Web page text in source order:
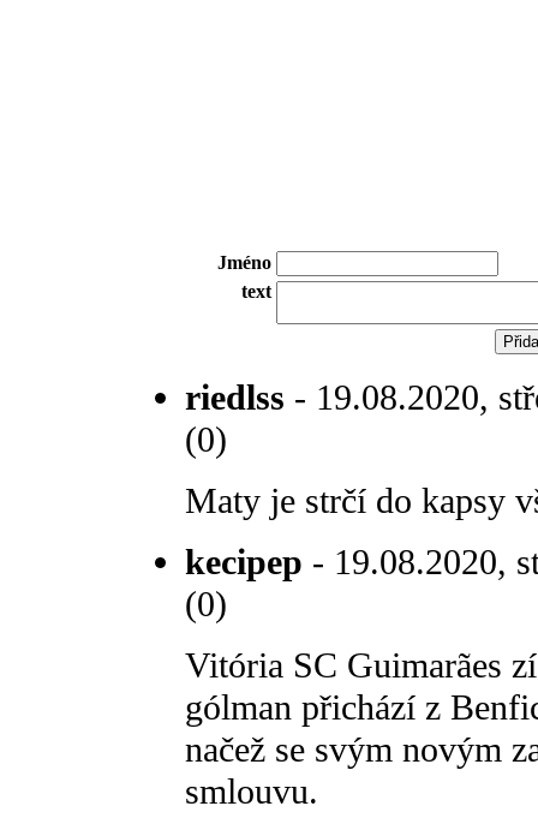
Jméno
text
riedlss - 19.08.2020,
(0)
Maty je strčí do kapsy
kecipep - 19.08.2020,
(0)
Vitória SC Guimarães
gólman přichází z
načež se svým novým
smlouvu.